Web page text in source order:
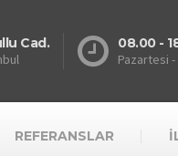
Cad.
08.00 -
Pazartesi
REFERANSLAR